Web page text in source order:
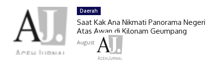
Daerah
Saat Kak Ana Nikmati Panorama Negeri
Atas Awan di Kilonam Geumpang
August 3, 2026